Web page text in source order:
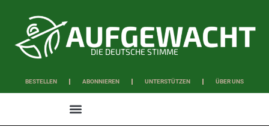
DIE DEUTSCHE STIMME
BESTELLEN ABONNIEREN UNTERSTÜTZEN ÜBER UNS